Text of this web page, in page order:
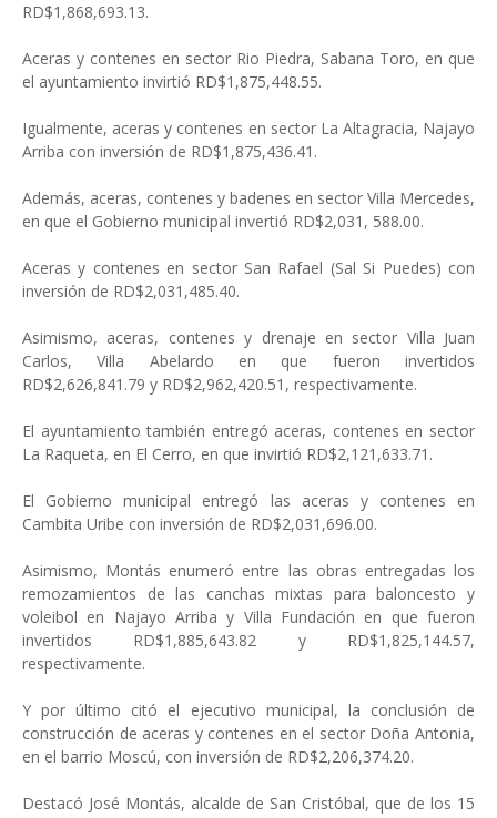
RD$1,868,693.13.
Aceras y contenes en sector Rio Piedra, Sabana Toro, en que
el ayuntamiento invirtió RD$1,875,448.55.
Igualmente, aceras y contenes en sector La Altagracia, Najayo
Arriba con inversión de RD$1,875,436.41.
Además, aceras, contenes y badenes en sector Villa Mercedes,
en que el Gobierno municipal invertió RD$2,031, 588.00.
Aceras y contenes en sector San Rafael (Sal Si Puedes) con
inversión de RD$2,031,485.40.
Asimismo, aceras, contenes y drenaje en sector Villa Juan
Carlos, Villa Abelardo en que fueron invertidos
RD$2,626,841.79 y RD$2,962,420.51, respectivamente.
El ayuntamiento también entregó aceras, contenes en sector
La Raqueta, en El Cerro, en que invirtió RD$2,121,633.71.
El Gobierno municipal entregó las aceras y contenes en
Cambita Uribe con inversión de RD$2,031,696.00.
Asimismo, Montás enumeró entre las obras entregadas los
remozamientos de las canchas mixtas para baloncesto y
voleibol en Najayo Arriba y Villa Fundación en que fueron
invertidos RD$1,885,643.82 y RD$1,825,144.57,
respectivamente.
Y por último citó el ejecutivo municipal, la conclusión de
construcción de aceras y contenes en el sector Doña Antonia,
en el barrio Moscú, con inversión de RD$2,206,374.20.
Destacó José Montás, alcalde de San Cristóbal, que de los 15